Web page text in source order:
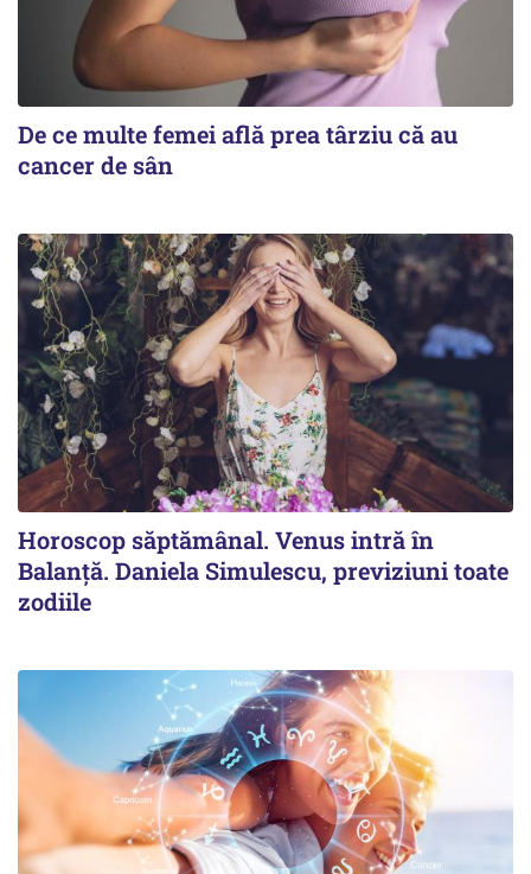
De ce multe femei află prea târziu că au
cancer de sân
Horoscop săptămânal. Venus intră în
Balanță. Daniela Simulescu, previziuni toate
zodiile